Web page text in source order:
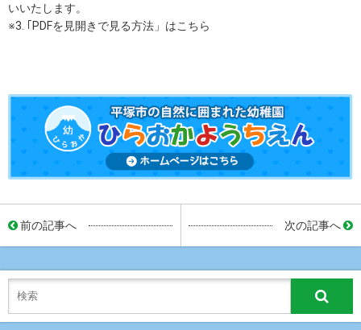
いいたします。
※3. ｢PDFを見開きで見る方法」はこちら
前の記事へ 次の記事へ